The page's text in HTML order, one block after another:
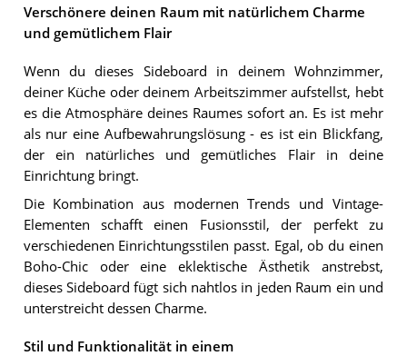
Verschönere deinen Raum mit natürlichem Charme
und gemütlichem Flair
Wenn du dieses Sideboard in deinem Wohnzimmer,
deiner Küche oder deinem Arbeitszimmer aufstellst, hebt
es die Atmosphäre deines Raumes sofort an. Es ist mehr
als nur eine Aufbewahrungslösung - es ist ein Blickfang,
der ein natürliches und gemütliches Flair in deine
Einrichtung bringt.
Die Kombination aus modernen Trends und Vintage-
Elementen schafft einen Fusionsstil, der perfekt zu
verschiedenen Einrichtungsstilen passt. Egal, ob du einen
Boho-Chic oder eine eklektische Ästhetik anstrebst,
dieses Sideboard fügt sich nahtlos in jeden Raum ein und
unterstreicht dessen Charme.
Stil und Funktionalität in einem